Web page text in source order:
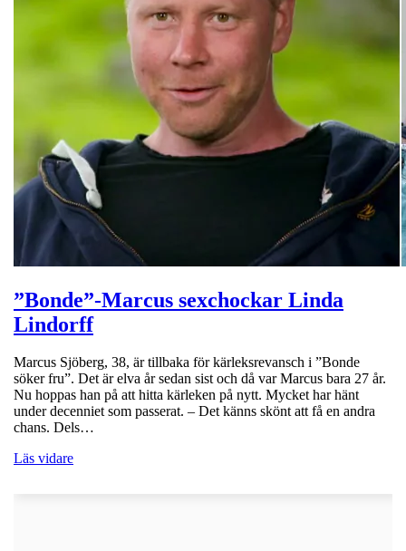
”Bonde”-Marcus sexchockar Linda
Lindorff
Marcus Sjöberg, 38, är tillbaka för kärleksrevansch i ”Bonde
söker fru”. Det är elva år sedan sist och då var Marcus bara 27 år.
Nu hoppas han på att hitta kärleken på nytt. Mycket har hänt
under decenniet som passerat. – Det känns skönt att få en andra
chans. Dels…
Läs vidare